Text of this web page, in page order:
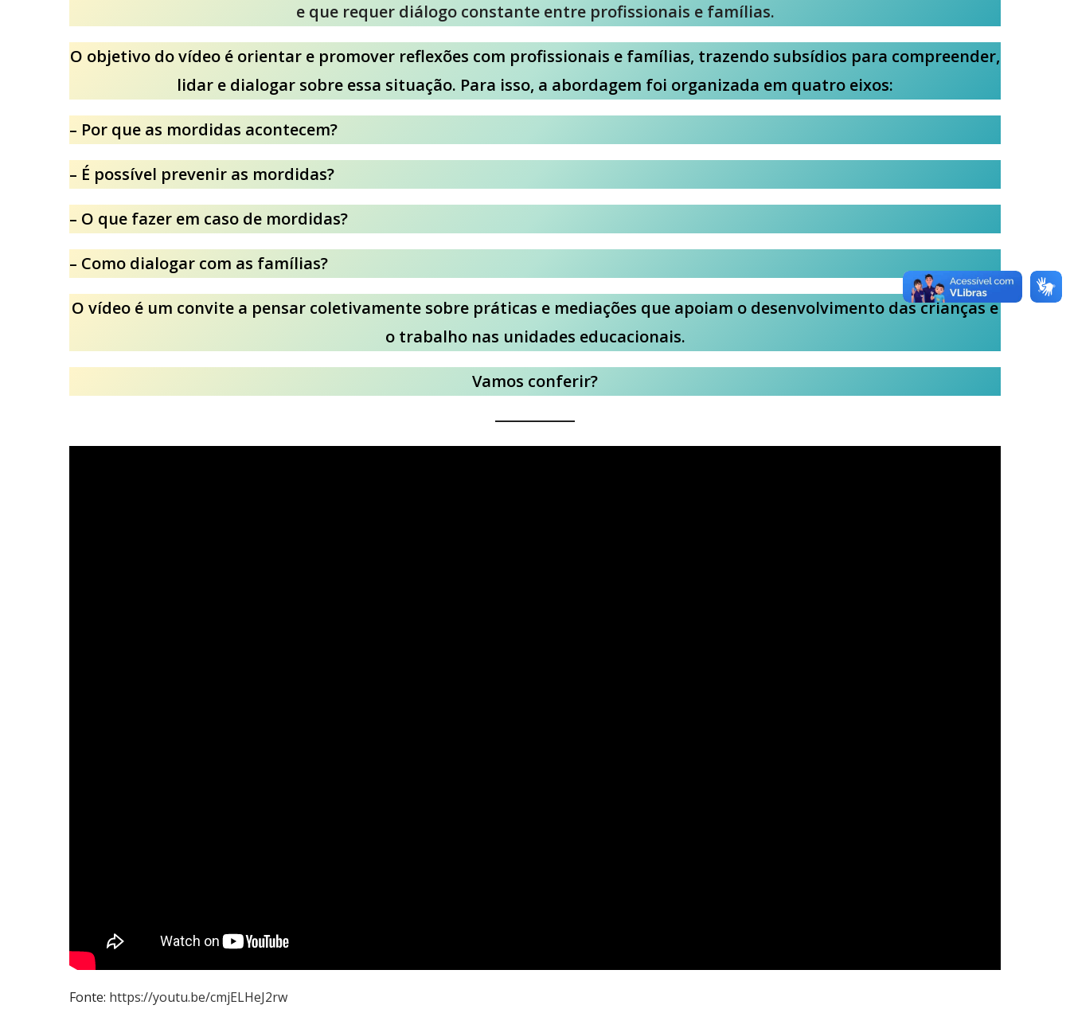
e que requer diálogo constante entre profissionais e famílias.
O objetivo do vídeo é orientar e promover reflexões com profissionais e famílias, trazendo subsídios para compreender,
lidar e dialogar sobre essa situação. Para isso, a abordagem foi organizada em quatro eixos:
– Por que as mordidas acontecem?
– É possível prevenir as mordidas?
– O que fazer em caso de mordidas?
– Como dialogar com as famílias?
O vídeo é um convite a pensar coletivamente sobre práticas e mediações que apoiam o desenvolvimento das crianças e
o trabalho nas unidades educacionais.
Vamos conferir?
Fonte: https://youtu.be/cmjELHeJ2rw